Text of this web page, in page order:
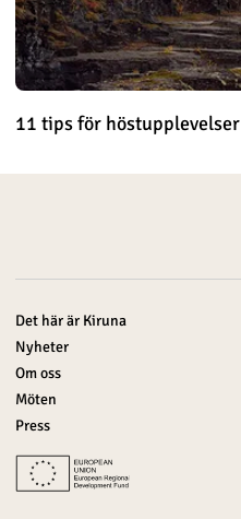
11 tips för höstupplevelser
Det här är Kiruna
Nyheter
Om oss
Möten
Press